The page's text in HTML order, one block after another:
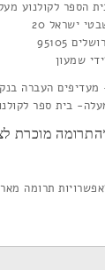
הספר לקולנוע
ישראל 20
95105
שמעון
מעדיפים העברה
בית ספר לקולנוע | בנק מזרחי-20 |
מוכרת
תרומה